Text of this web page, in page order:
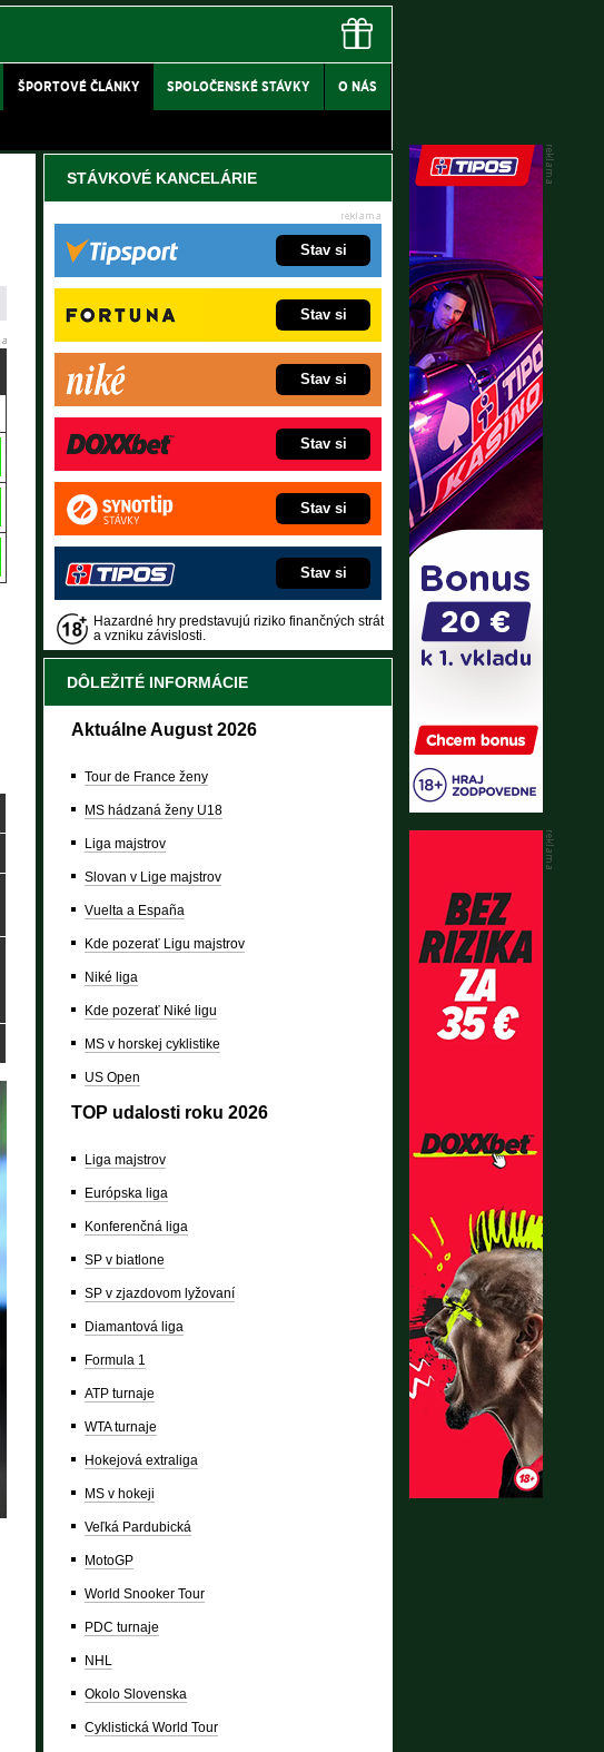
ŠPORTOVÉ ČLÁNKY SPOLOČENSKÉ STÁVKY O NÁS
STÁVKOVÉ KANCELÁRIE
Stav si
Stav si
Stav si
Stav si
Stav si
Stav si
Hazardné hry predstavujú riziko finančných strát
a vzniku závislosti.
DÔLEŽITÉ INFORMÁCIE
Aktuálne August 2026
Tour de France ženy
MS hádzaná ženy U18
Liga majstrov
Slovan v Lige majstrov
Vuelta a España
Kde pozerať Ligu majstrov
Niké liga
Kde pozerať Niké ligu
MS v horskej cyklistike
US Open
TOP udalosti roku 2026
Liga majstrov
Európska liga
Konferenčná liga
SP v biatlone
SP v zjazdovom lyžovaní
Diamantová liga
Formula 1
ATP turnaje
WTA turnaje
Hokejová extraliga
MS v hokeji
Veľká Pardubická
MotoGP
World Snooker Tour
PDC turnaje
NHL
Okolo Slovenska
Cyklistická World Tour